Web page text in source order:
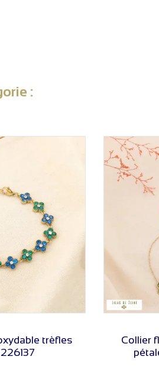
:
trèfles
Collier